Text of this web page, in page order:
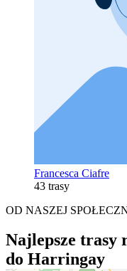
Francesca Ciafre
43 trasy
OD NASZEJ
Najlepsze trasy
do Harringay